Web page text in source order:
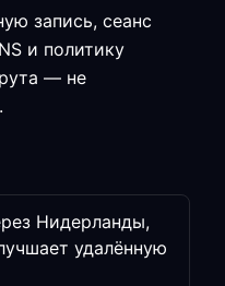
запись, сеанс
и политику
— не
Нидерланды,
удалённую